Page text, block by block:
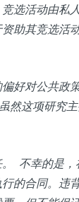
选活动由私
助其竞选活
好对公共政
然这项研究
不幸的是
的合同。违